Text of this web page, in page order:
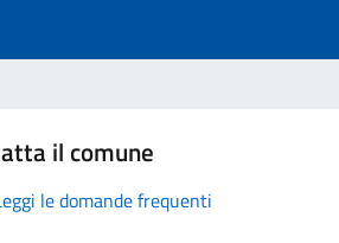
il comune
le domande frequenti